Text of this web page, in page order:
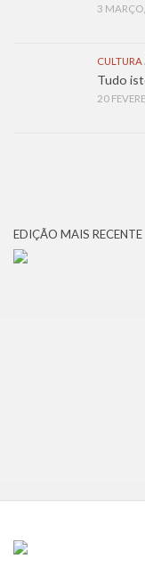
3
CULTURA
Tudo
20
EDIÇÃO MAIS RECENTE